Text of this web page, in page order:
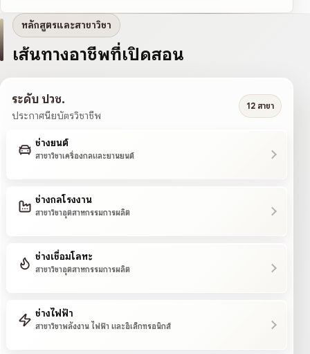
หลักสูตรและสาขาวิชา
เส้นทางอาชีพที่เปิดสอน
ระดับ ปวช.
ประกาศนียบัตรวิชาชีพ
12 สาขา
ช่างยนต์
สาขาวิชาเครื่องกลและยานยนต์
ช่างกลโรงงาน
สาขาวิชาอุตสาหกรรมการผลิต
ช่างเชื่อมโลหะ
สาขาวิชาอุตสาหกรรมการผลิต
ช่างไฟฟ้า
สาขาวิชาพลังงาน ไฟฟ้า และอิเล็กทรอนิกส์